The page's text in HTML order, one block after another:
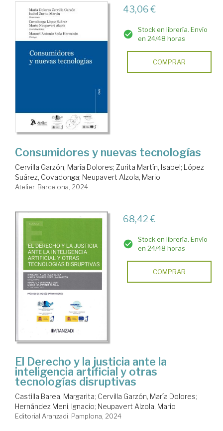
43,06 €
Stock en librería. Envío
en 24/48 horas
COMPRAR
Consumidores y nuevas tecnologías
Cervilla Garzón, María Dolores; Zurita Martín, Isabel; López
Suárez, Covadonga; Neupavert Alzola, Mario
Atelier. Barcelona, 2024
68,42 €
Stock en librería. Envío
en 24/48 horas
COMPRAR
El Derecho y la justicia ante la
inteligencia artificial y otras
tecnologías disruptivas
Castilla Barea, Margarita; Cervilla Garzón, María Dolores;
Hernández Meni, Ignacio; Neupavert Alzola, Mario
Editorial Aranzadi. Pamplona, 2024